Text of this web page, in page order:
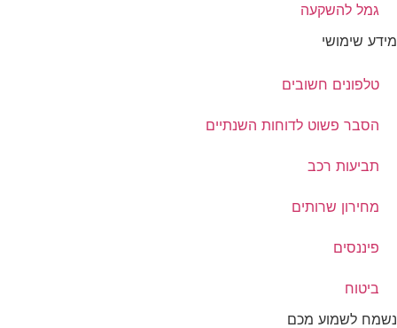
גמל להשקעה
מידע שימושי
טלפונים חשובים
הסבר פשוט לדוחות השנתיים
תביעות רכב
מחירון שרותים
פיננסים
ביטוח
נשמח לשמוע מכם